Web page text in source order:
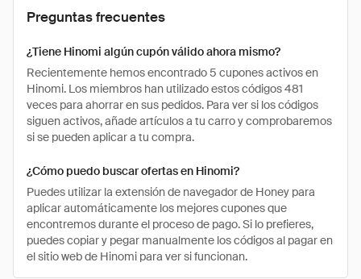
Preguntas frecuentes
¿Tiene Hinomi algún cupón válido ahora mismo?
Recientemente hemos encontrado 5 cupones activos en
Hinomi. Los miembros han utilizado estos códigos 481
veces para ahorrar en sus pedidos. Para ver si los códigos
siguen activos, añade artículos a tu carro y comprobaremos
si se pueden aplicar a tu compra.
¿Cómo puedo buscar ofertas en Hinomi?
Puedes utilizar la extensión de navegador de Honey para
aplicar automáticamente los mejores cupones que
encontremos durante el proceso de pago. Si lo prefieres,
puedes copiar y pegar manualmente los códigos al pagar en
el sitio web de Hinomi para ver si funcionan.